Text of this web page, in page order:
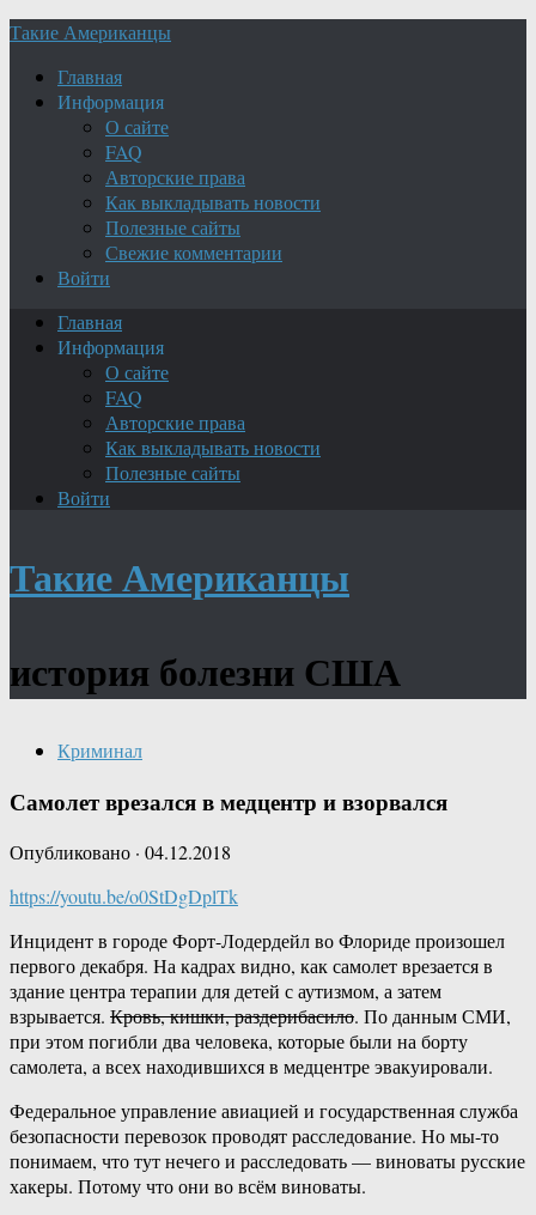
Такие Американцы
Главная
Информация
О сайте
FAQ
Авторские права
Как выкладывать новости
Полезные сайты
Свежие комментарии
Войти
Главная
Информация
О сайте
FAQ
Авторские права
Как выкладывать новости
Полезные сайты
Войти
Такие Американцы
история болезни США
Криминал
Самолет врезался в медцентр и взорвался
Опубликовано · 04.12.2018
https://youtu.be/o0StDgDplTk
Инцидент в городе Форт-Лодердейл во Флориде произошел
первого декабря. На кадрах видно, как самолет врезается в
здание центра терапии для детей с аутизмом, а затем
взрывается. Кровь, кишки, раздерибасило. По данным СМИ,
при этом погибли два человека, которые были на борту
самолета, а всех находившихся в медцентре эвакуировали.
Федеральное управление авиацией и государственная служба
безопасности перевозок проводят расследование. Но мы-то
понимаем, что тут нечего и расследовать — виноваты русские
хакеры. Потому что они во всём виноваты.